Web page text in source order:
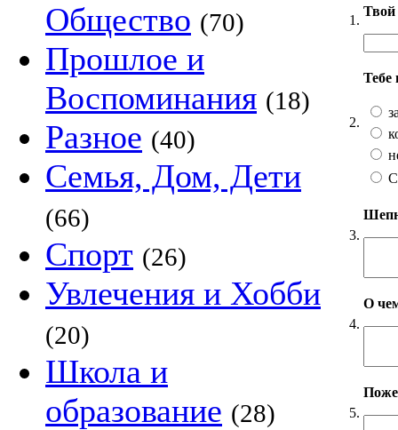
Общество (70)
Прошлое и
Воспоминания (18)
Разное (40)
Семья, Дом, Дети
(66)
Спорт (26)
Увлечения и Хобби
(20)
Школа и
образование (28)
1.
Твой
2.
Тебе
3.
4.
О
5.